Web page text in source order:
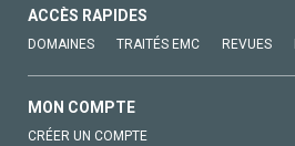
ACCÈS RAPIDES
DOMAINES TRAITÉS EMC REVUES
MON COMPTE
CRÉER UN COMPTE